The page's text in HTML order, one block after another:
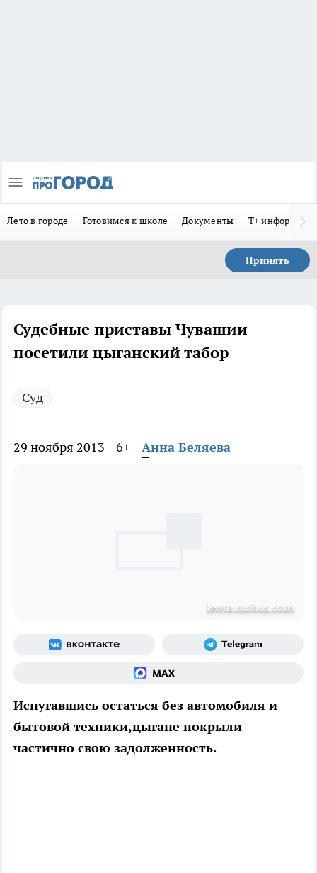
Лето в городе Готовимся к школе Документы Т+
Принять
Судебные приставы Чувашии
посетили цыганский табор
Суд
29 ноября 2013 6+ Анна Беляева
lenta.mobus.com
Испугавшись остаться без автомобиля и
бытовой техники,цыгане покрыли
частично свою задолженность.